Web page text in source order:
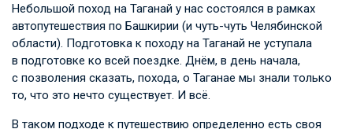
Небольшой поход на Таганай у нас состоялся в рамках
автопутешествия по Башкирии (и чуть-чуть Челябинской
области). Подготовка к походу на Таганай не уступала
в подготовке ко всей поездке. Днём, в день начала,
с позволения сказать, похода, о Таганае мы знали только
то, что это нечто существует. И всё.
В таком подходе к путешествию определенно есть своя